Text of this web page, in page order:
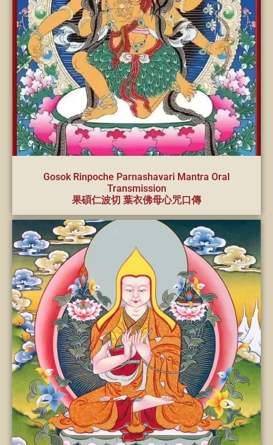
Gosok Rinpoche Parnashavari Mantra Oral
Transmission
果碩仁波切 葉衣佛母心咒口傳